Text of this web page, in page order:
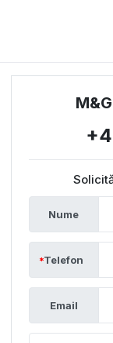
Nume
Telefon
Email